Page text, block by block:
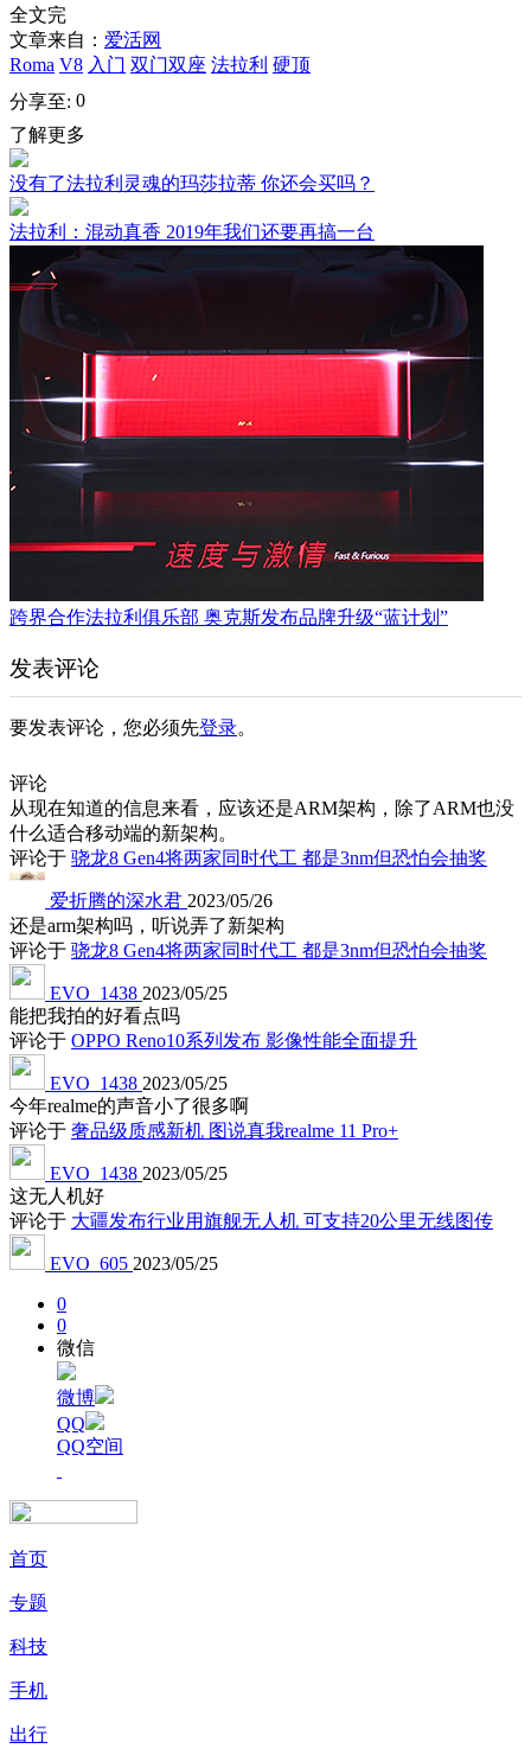
全文完
文章来自： 爱活网
Roma V8 入门 双门双座 法拉利 硬顶
分享至: 0
了解更多
没有了法拉利灵魂的玛莎拉蒂 你还会买吗？
法拉利：混动真香 2019年我们还要再搞一台
跨界合作法拉利俱乐部 奥克斯发布品牌升级“蓝计划”
发表评论
要发表评论，您必须先登录。
评论
从现在知道的信息来看，应该还是ARM架构，除了ARM也没
什么适合移动端的新架构。
评论于 骁龙8 Gen4将两家同时代工 都是3nm但恐怕会抽奖
爱折腾的深水君 2023/05/26
还是arm架构吗，听说弄了新架构
评论于 骁龙8 Gen4将两家同时代工 都是3nm但恐怕会抽奖
EVO_1438 2023/05/25
能把我拍的好看点吗
评论于 OPPO Reno10系列发布 影像性能全面提升
EVO_1438 2023/05/25
今年realme的声音小了很多啊
评论于 奢品级质感新机 图说真我realme 11 Pro+
EVO_1438 2023/05/25
这无人机好
评论于 大疆发布行业用旗舰无人机 可支持20公里无线图传
EVO_605 2023/05/25
0
0
微信
微博
QQ
QQ空间
首页
专题
科技
手机
出行